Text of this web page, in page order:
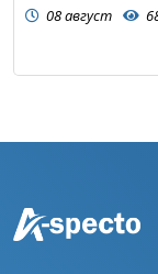
08 август